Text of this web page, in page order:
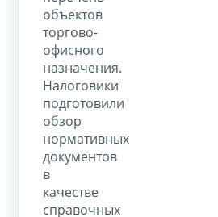
объектов
торгово-
офисного
назначения.
Налоговики
подготовили
обзор
нормативных
документов
в
качестве
справочных